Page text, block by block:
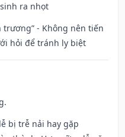
ra nhọt
trương” - Không nên tiến
hỏi để tránh ly biệt
bị trễ nải hay gặp